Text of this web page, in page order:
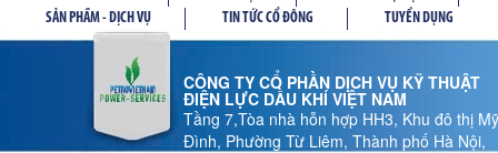
SẢN PHẦM - DỊCH VỤ
TIN TỨC CỔ ĐÔNG TUYỂN DỤNG
CÔNG TY CỔ PHẦN DỊCH VỤ KỸ THUẬT
ĐIỆN LỰC DẦU KHÍ VIỆT NAM
Tầng 7,Tòa nhà hỗn hợp HH3, Khu đô thị Mỹ
Đình, Phường Từ Liêm, Thành phố Hà Nội,